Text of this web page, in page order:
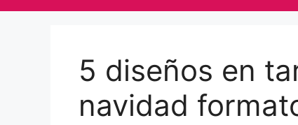
5 diseños en
navidad